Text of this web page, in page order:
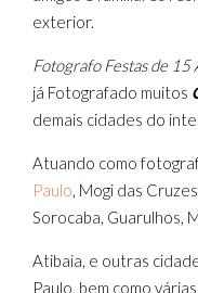
exterior.
Fotografo Festas de 15
já Fotografado muitos
demais cidades do
Atuando como
Paulo, Mogi das
Sorocaba, Guarulhos,
Atibaia, e outras
Paulo, bem como